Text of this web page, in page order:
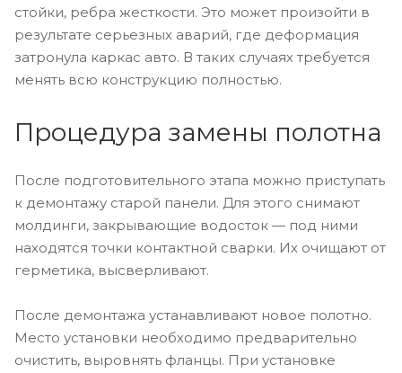
стойки, ребра жесткости. Это может произойти в
результате серьезных аварий, где деформация
затронула каркас авто. В таких случаях требуется
менять всю конструкцию полностью.
Процедура замены полотна
После подготовительного этапа можно приступать
к демонтажу старой панели. Для этого снимают
молдинги, закрывающие водосток — под ними
находятся точки контактной сварки. Их очищают от
герметика, высверливают.
После демонтажа устанавливают новое полотно.
Место установки необходимо предварительно
очистить, выровнять фланцы. При установке